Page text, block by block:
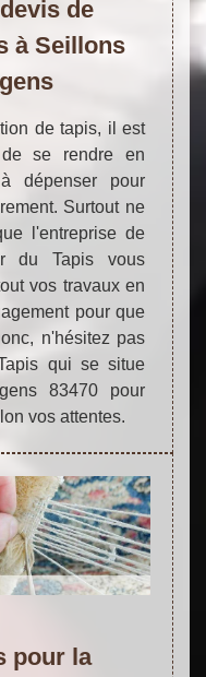
de
à Seillons
de tapis, il est
se rendre en
dépenser pour
Surtout ne
l'entreprise de
du Tapis vous
vos travaux en
pour que
n'hésitez pas
qui se situe
83470 pour
vos attentes.
pour la